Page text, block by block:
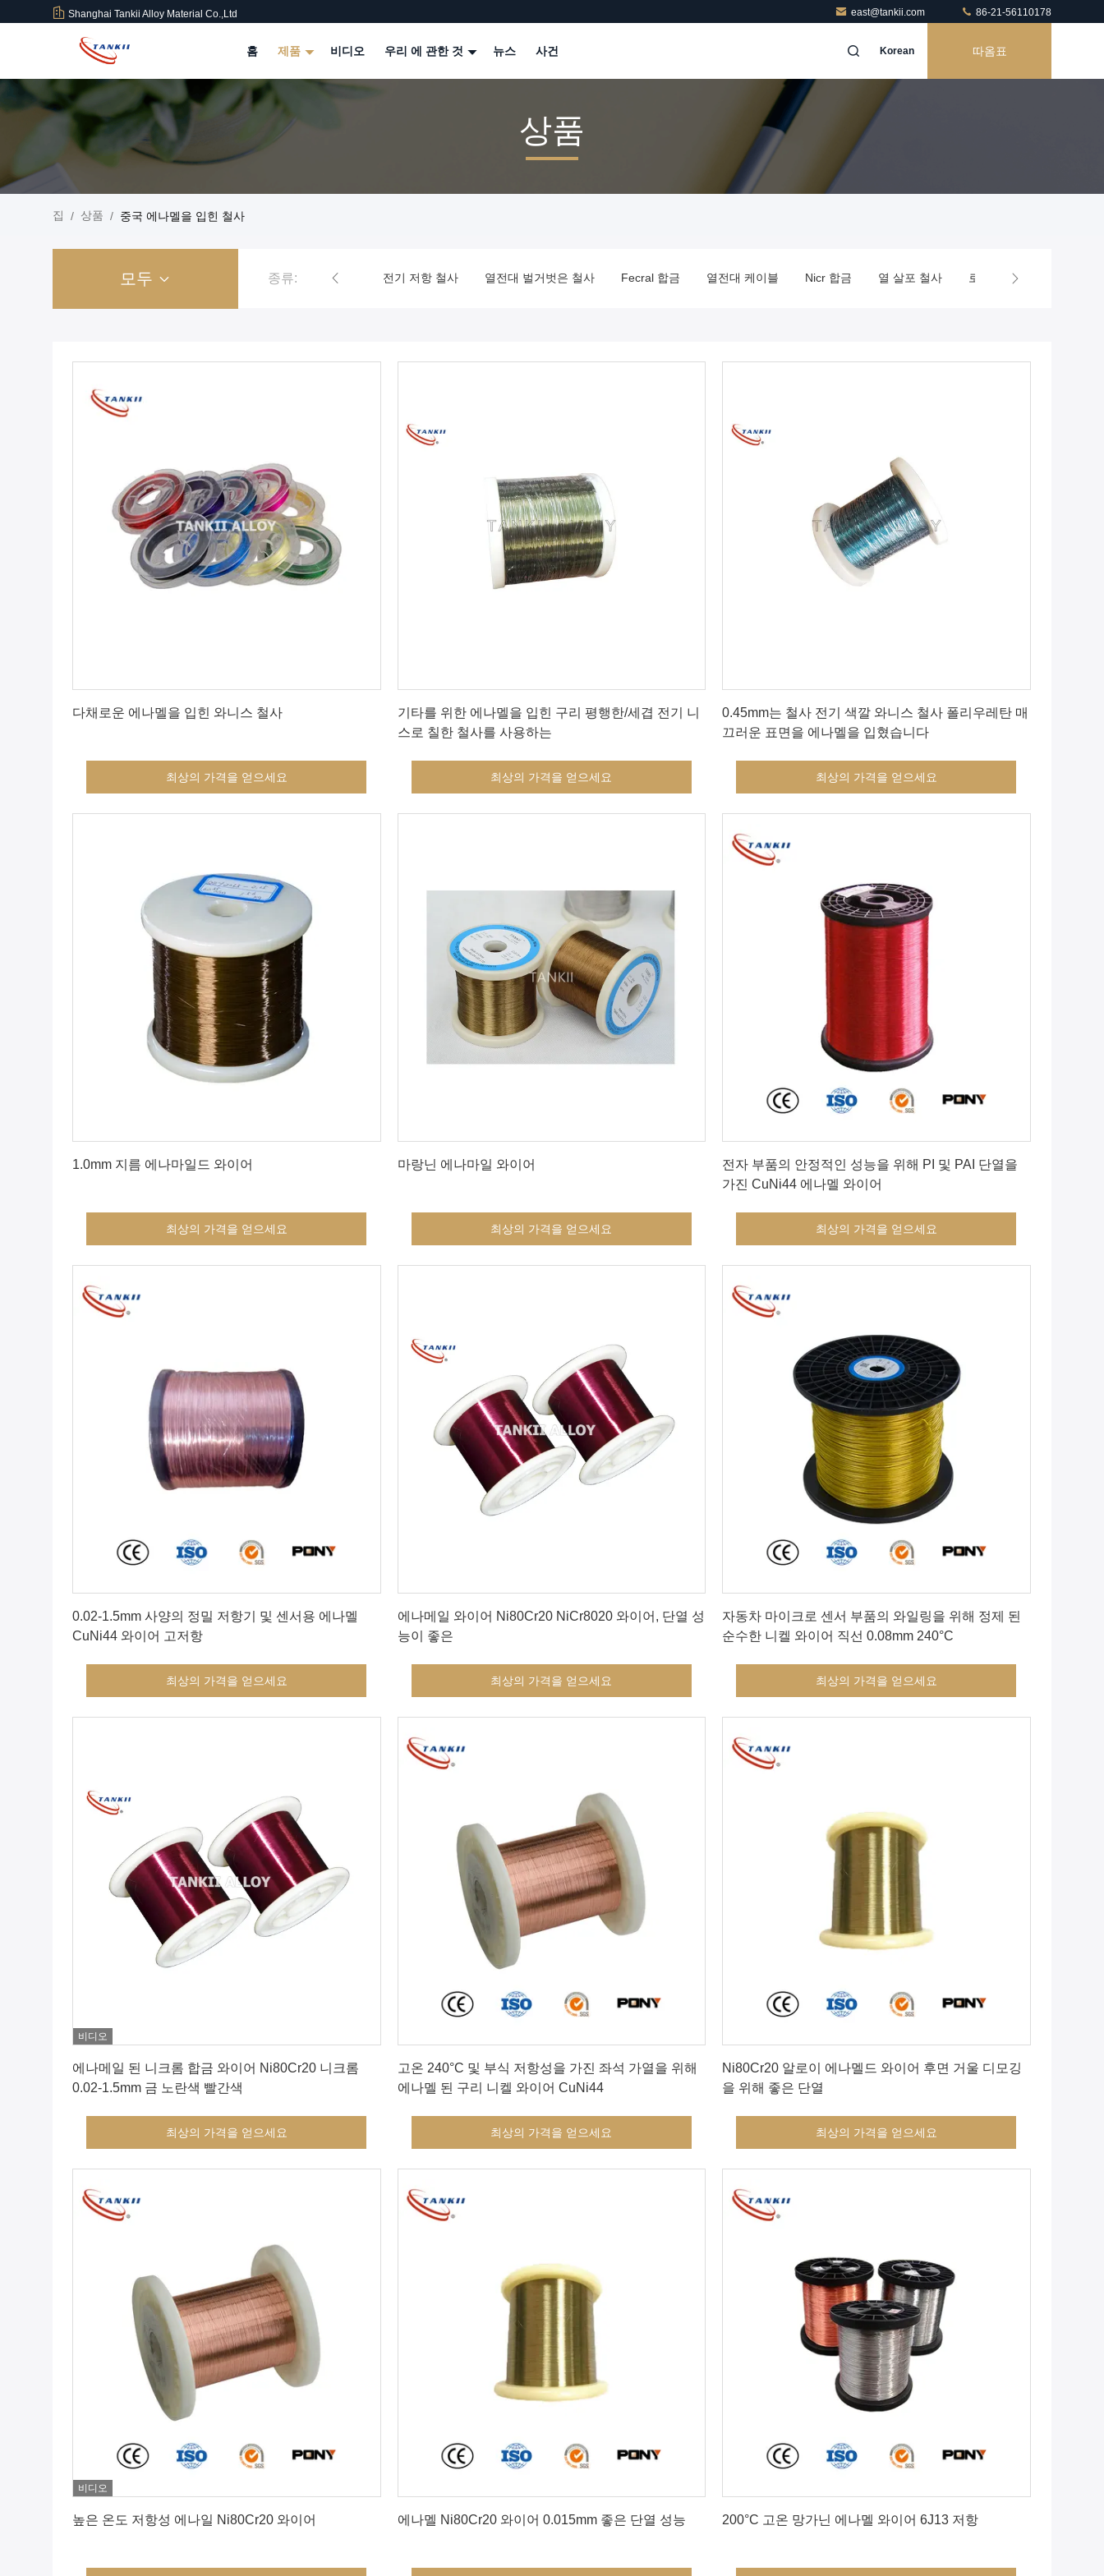
Shanghai Tankii Alloy Material Co.,Ltd east@tankii.com 86-21-56110178
홈 제품 비디오 우리 에 관한 것 뉴스 사건 Korean 따옴표
상품
집 / 상품 / 중국 에나멜을 입힌 철사
모두 종류:
구리 니켈 합금 와이어 전기 저항 철사 열전대 벌거벗은 철사 Fecral 합금 열전대 케이블 Nicr 합금 열 살포 철사 로 발열체
다채로운 에나멜을 입힌 와니스 철사
최상의 가격을 얻으세요
기타를 위한 에나멜을 입힌 구리 평행한/세겹 전기 니
스로 칠한 철사를 사용하는
최상의 가격을 얻으세요
0.45mm는 철사 전기 색깔 와니스 철사 폴리우레탄 매
끄러운 표면을 에나멜을 입혔습니다
최상의 가격을 얻으세요
1.0mm 지름 에나마일드 와이어
최상의 가격을 얻으세요
마랑닌 에나마일 와이어
최상의 가격을 얻으세요
전자 부품의 안정적인 성능을 위해 PI 및 PAI 단열을
가진 CuNi44 에나멜 와이어
최상의 가격을 얻으세요
0.02-1.5mm 사양의 정밀 저항기 및 센서용 에나멜
CuNi44 와이어 고저항
최상의 가격을 얻으세요
에나메일 와이어 Ni80Cr20 NiCr8020 와이어, 단열 성
능이 좋은
최상의 가격을 얻으세요
자동차 마이크로 센서 부품의 와일링을 위해 정제 된
순수한 니켈 와이어 직선 0.08mm 240°C
최상의 가격을 얻으세요
비디오
에나메일 된 니크롬 합금 와이어 Ni80Cr20 니크롬
0.02-1.5mm 금 노란색 빨간색
최상의 가격을 얻으세요
고온 240°C 및 부식 저항성을 가진 좌석 가열을 위해
에나멜 된 구리 니켈 와이어 CuNi44
최상의 가격을 얻으세요
Ni80Cr20 알로이 에나멜드 와이어 후면 거울 디모깅
을 위해 좋은 단열
최상의 가격을 얻으세요
비디오
높은 온도 저항성 에나일 Ni80Cr20 와이어 에나멜 Ni80Cr20 와이어 0.015mm 좋은 단열 성능 200°C 고온 망가닌 에나멜 와이어 6J13 저항